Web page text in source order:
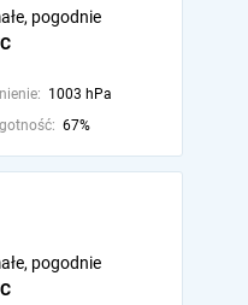
pogodnie
1003 hPa
67%
pogodnie